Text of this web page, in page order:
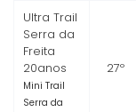
Ultra Trail
Serra da
Freita
20anos
Mini Trail
Serra da
27º